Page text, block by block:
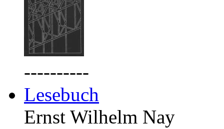
----------
Lesebuch
Ernst Wilhelm Nay